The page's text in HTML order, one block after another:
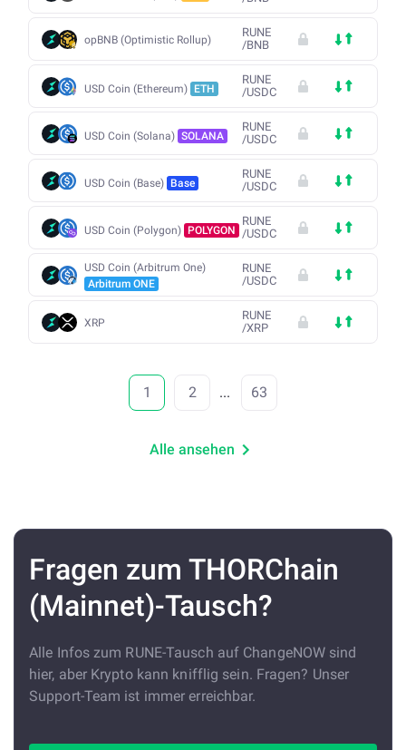
opBNB (Optimistic Rollup)
RUNE
/BNB
USD Coin (Ethereum) ETH
RUNE
/USDC
USD Coin (Solana) SOLANA
RUNE
/USDC
USD Coin (Base) Base
RUNE
/USDC
USD Coin (Polygon) POLYGON
RUNE
/USDC
USD Coin (Arbitrum One)
Arbitrum ONE
RUNE
/USDC
XRP
RUNE
/XRP
1 2 ... 63
Alle ansehen
Fragen zum THORChain
(Mainnet)-Tausch?
Alle Infos zum RUNE-Tausch auf ChangeNOW sind
hier, aber Krypto kann knifflig sein. Fragen? Unser
Support-Team ist immer erreichbar.